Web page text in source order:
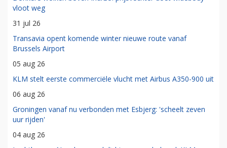
vloot weg
31 jul 26
Transavia opent komende winter nieuwe route vanaf
Brussels Airport
05 aug 26
KLM stelt eerste commerciële vlucht met Airbus A350-900 uit
06 aug 26
Groningen vanaf nu verbonden met Esbjerg: 'scheelt zeven
uur rijden'
04 aug 26